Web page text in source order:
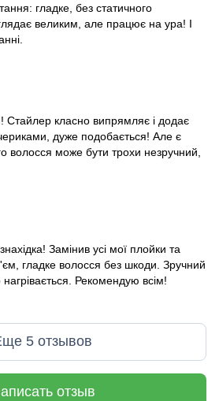
гладке, без статичного
великим, але працює на ура! І
Стайлер класно випрямляє і додає
дуже подобається! Але є
волосся може бути трохи незручний,
Замінив усі мої плойки та
гладке волосся без шкоди. Зручний
нагрівається. Рекомендую всім!
5 отзывов
отзыв